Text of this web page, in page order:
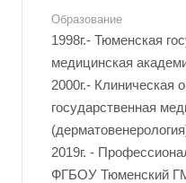
Образование
1998г.- Тюменская
медицинская
2000г.- Клиническая
государственная
2019г. -
ФГБОУ Тюменский